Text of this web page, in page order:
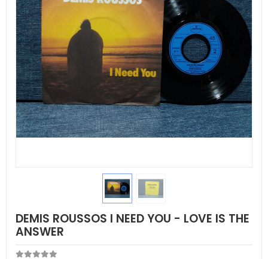
DEMIS ROUSSOS I NEED YOU - LOVE IS THE
ANSWER